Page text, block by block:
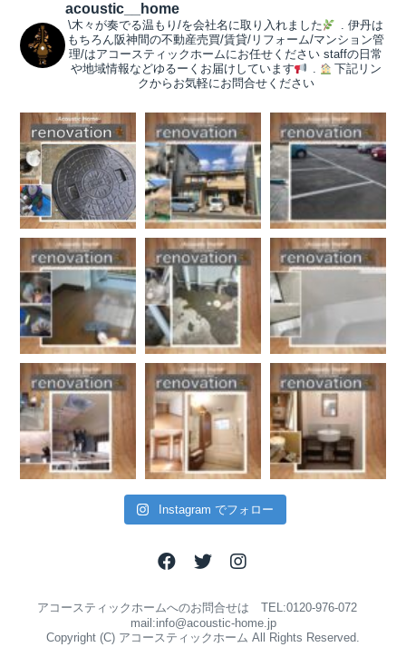
acoustic__home
\木々が奏でる温もり/を会社名に取り入れました . 伊丹は
もちろん阪神間の不動産売買/賃貸/リフォーム/マンション管
理/はアコースティックホームにお任せください staffの日常
や地域情報などゆるーくお届けしています
.
下記リン
クからお気軽にお問合せください
Instagram でフォロー
アコースティックホームへのお問合せは TEL:0120-976-072
mail:info@acoustic-home.jp
Copyright (C) アコースティックホーム All Rights Reserved.